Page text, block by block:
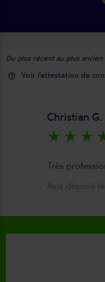
Du plus récent au plus ancien
help_outline Voir l'attestation de
Christian G.
star_rate star_rate star_rate
Très
Avis déposé